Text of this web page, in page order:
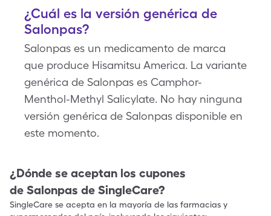
¿Cuál es la versión genérica de
Salonpas?
Salonpas es un medicamento de marca
que produce Hisamitsu America. La variante
genérica de Salonpas es Camphor-
Menthol-Methyl Salicylate. No hay ninguna
versión genérica de Salonpas disponible en
este momento.
¿Dónde se aceptan los cupones
de Salonpas de SingleCare?
SingleCare se acepta en la mayoría de las farmacias y